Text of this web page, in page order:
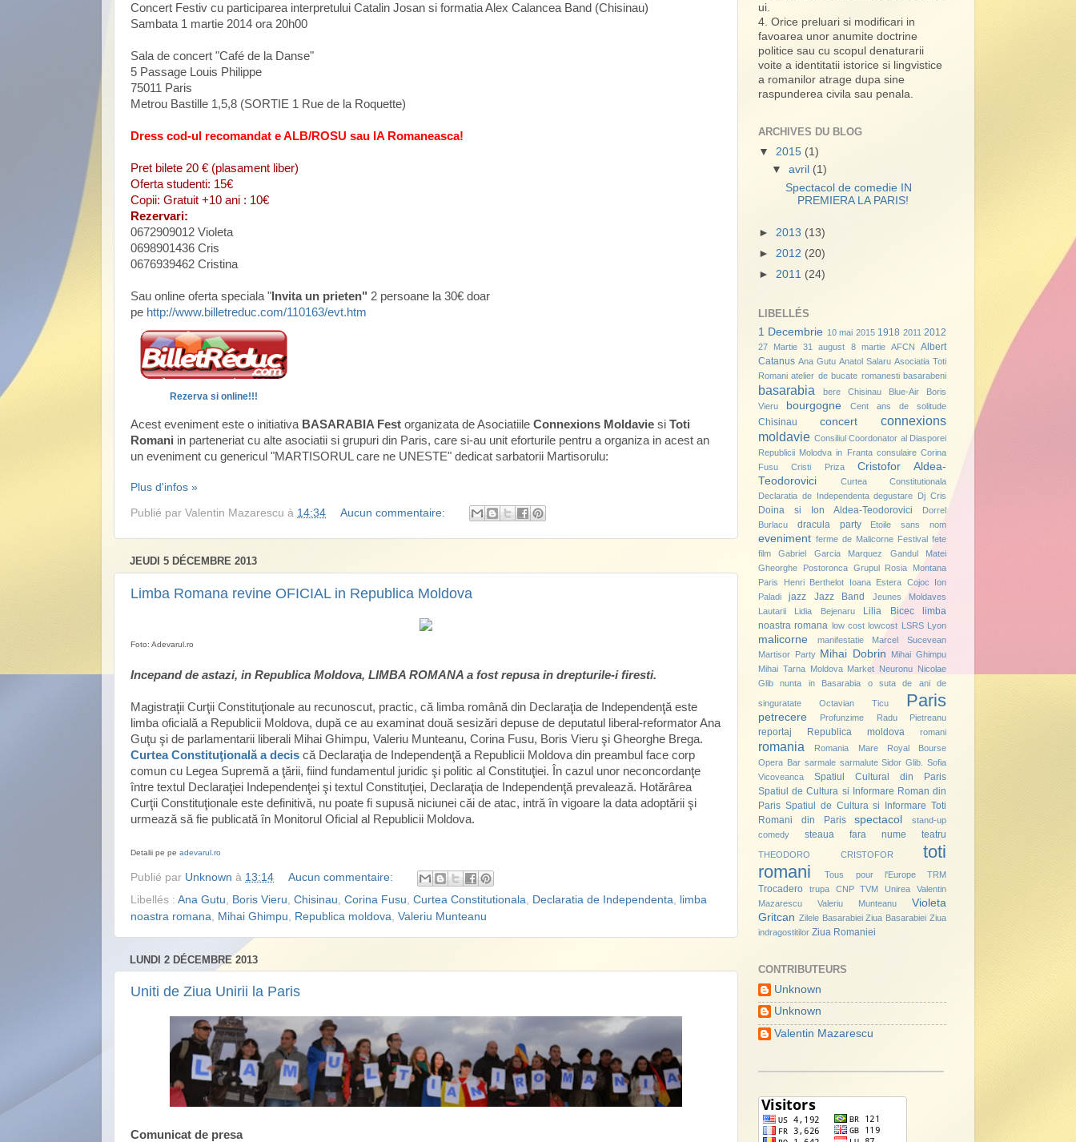
Concert Festiv cu participarea interpretului Catalin Josan si formatia Alex Calancea Band (Chisinau)
Sambata 1 martie 2014 ora 20h00
Sala de concert "Café de la Danse"
5 Passage Louis Philippe
75011 Paris
Metrou Bastille 1,5,8 (SORTIE 1 Rue de la Roquette)
Dress cod-ul recomandat e ALB/ROSU sau IA Romaneasca!
Pret bilete 20 € (plasament liber)
Oferta studenti: 15€
Copii: Gratuit +10 ani : 10€
Rezervari:
0672909012 Violeta
0698901436 Cris
0676939462 Cristina
Sau online oferta speciala " Invita un prieten" 2 persoane la 30€ doar
pe http://www.billetreduc.com/110163/evt.htm
Rezerva si online!!!
Acest eveniment este o initiativa BASARABIA Fest organizata de Asociatiile Connexions Moldavie si Toti
Romani in parteneriat cu alte asociatii si grupuri din Paris, care si-au unit eforturile pentru a organiza in acest an
un eveniment cu genericul "MARTISORUL care ne UNESTE" dedicat sarbatorii Martisorulu:
Plus d'infos »
Publié par Valentin Mazarescu à 14:34 Aucun commentaire:
JEUDI 5 DÉCEMBRE 2013
Limba Romana revine OFICIAL in Republica Moldova
Foto: Adevarul.ro
Incepand de astazi, in Republica Moldova, LIMBA ROMANA a fost repusa in drepturile-i firesti.
Magistraţii Curţii Constituţionale au recunoscut, practic, că limba română din Declaraţia de Independenţă este
limba oficială a Republicii Moldova, după ce au examinat două sesizări depuse de deputatul liberal-reformator Ana
Guţu şi de parlamentarii liberali Mihai Ghimpu, Valeriu Munteanu, Corina Fusu, Boris Vieru şi Gheorghe Brega.
Curtea Constituţională a decis că Declaraţia de Independenţă a Republicii Moldova din preambul face corp
comun cu Legea Supremă a ţării, fiind fundamentul juridic şi politic al Constituţiei. În cazul unor neconcordanţe
între textul Declaraţiei Independenţei şi textul Constituţiei, Declaraţia de Independenţă prevalează. Hotărârea
Curţii Constituţionale este definitivă, nu poate fi supusă niciunei căi de atac, intră în vigoare la data adoptării şi
urmează să fie publicată în Monitorul Oficial al Republicii Moldova.
Detalii pe pe adevarul.ro
Publié par Unknown à 13:14
Aucun commentaire:
Libellés : Ana Gutu Boris Vieru Chisinau Corina Fusu Curtea Constitutionala Declaratia de Independenta
limba
noastra romana
Mihai Ghimpu Republica moldova Valeriu Munteanu
LUNDI 2 DÉCEMBRE 2013
Uniti de Ziua Unirii la Paris
Comunicat de presa
ui.
4. Orice preluari si modificari in
favoarea unor anumite doctrine
politice sau cu scopul denaturarii
voite a identitatii istorice si lingvistice
a romanilor atrage dupa sine
raspunderea civila sau penala.
ARCHIVES DU BLOG
▼ 2015 (1)
▼avril (1)
Spectacol de comedie IN
PREMIERA LA PARIS!
► 2013 (13)
► 2012 (20)
► 2011 (24)
LIBELLÉS
1 Decembrie 10 mai 2015 1918 2011 2012
27 Martie 31 august 8 martie AFCN
Albert
Catanus Ana Gutu Anatol Salaru Asociatia Toti
Romani atelier de bucate romanesti basarabeni
basarabia bere Chisinau Blue-Air
Boris
Vieru
bourgogne Cent ans de solitude
Chisinau concert
connexions
moldavie Consiliul Coordonator al Diasporei
Republicii Molodva in Franta consulaire Corina
Fusu
Cristi Priza
Cristofor Aldea-
Teodorovici
Curtea Constitutionala
Declaratia de Independenta degustare Dj Cris
Doina si Ion Aldea-Teodorovici
Dorrel
Burlacu
dracula party Etoile sans nom
eveniment ferme de Malicorne Festival fete
film
Gabriel Garcia Marquez
Gandul Matei
Gheorghe Postoronca
Grupul Rosia Montana
Paris
Henri Berthelot Ioana Estera Cojoc
Ion
Paladi
jazz Jazz Band
Jeunes Moldaves
Lautarii
Lidia Bejenaru Lilia Bicec
limba
noastra romana low cost lowcost LSRS Lyon
malicorne manifestatie
Marcel Sucevean
Martisor Party
Mihai Dobrin
Mihai Ghimpu
Mihai Tarna Moldova Market Neuronu Nicolae
Glib
nunta in Basarabia o suta de ani de
singuratate Octavian Ticu Paris
petrecere Profunzime Radu Pietreanu
reportaj Republica moldova romani
romania Romania Mare
Royal Bourse
Opera Bar sarmale sarmalute Sidor Glib.
Sofia
Vicoveanca
Spatiul Cultural din Paris
Spatiul de Cultura si Informare Roman din
Paris Spatiul de Cultura si Informare Toti
Romani din Paris
spectacol
stand-up
comedy
steaua fara nume teatru
THEODORO CRISTOFOR
toti
romani
Tous pour l'Europe TRM
Trocadero trupa CNP TVM Unirea
Valentin
Mazarescu
Valeriu Munteanu
Violeta
Gritcan Zilele Basarabiei Ziua Basarabiei Ziua
indragostitilor Ziua Romaniei
CONTRIBUTEURS
Unknown
Unknown
Valentin Mazarescu